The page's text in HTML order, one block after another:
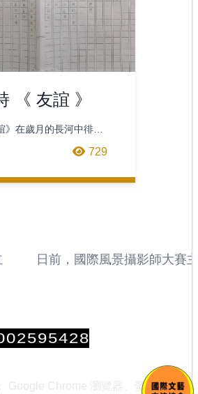
《 友誼 》
》在歲月的長河中徘
曾是一葉孤舟，在茫茫
獨自飄盪，不知何處是
直到遇見了你，你宛
729
日前，國際風景攝影師大賽
02595428
Google Chrome 瀏覽器、螢幕寬度